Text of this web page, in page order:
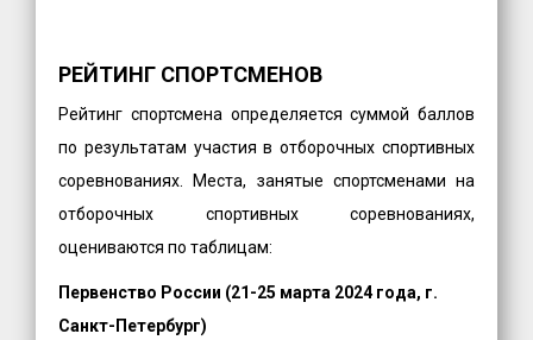
РЕЙТИНГ СПОРТСМЕНОВ
Рейтинг спортсмена определяется суммой баллов
по результатам участия в отборочных спортивных
соревнованиях. Места, занятые спортсменами на
отборочных спортивных соревнованиях,
оцениваются по таблицам:
Первенство России (21-25 марта 2024 года, г.
Санкт-Петербург)